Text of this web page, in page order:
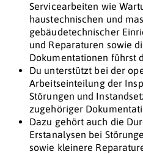
Servicearbeiten wie
haustechnischen und
gebäudetechnischer
und Reparaturen sowie
Dokumentationen führst
Du unterstützt bei der
Arbeitseinteilung der
Störungen und
zugehöriger
Dazu gehört auch die
Erstanalysen bei
sowie kleinere